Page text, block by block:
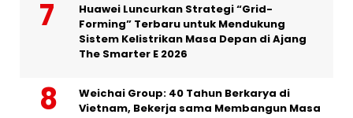
Huawei Luncurkan Strategi “Grid-
Forming” Terbaru untuk Mendukung
Sistem Kelistrikan Masa Depan di Ajang
The Smarter E 2026
Weichai Group: 40 Tahun Berkarya di
Vietnam, Bekerja sama Membangun Masa